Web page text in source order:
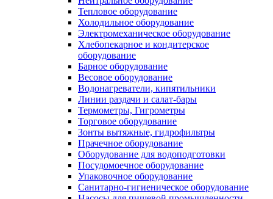
Тепловое оборудование
Холодильное оборудование
Электромеханическое оборудование
Хлебопекарное и кондитерское
оборудование
Барное оборудование
Весовое оборудование
Водонагреватели, кипятильники
Линии раздачи и салат-бары
Термометры, Гигрометры
Торговое оборудование
Зонты вытяжные, гидрофильтры
Прачечное оборудование
Оборудование для водоподготовки
Посудомоечное оборудование
Упаковочное оборудование
Санитарно-гигиеническое оборудование